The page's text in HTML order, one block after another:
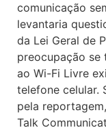
comunicação
levantaria
da Lei Geral de
preocupação se
ao Wi-Fi Livre
telefone celular.
pela
Talk